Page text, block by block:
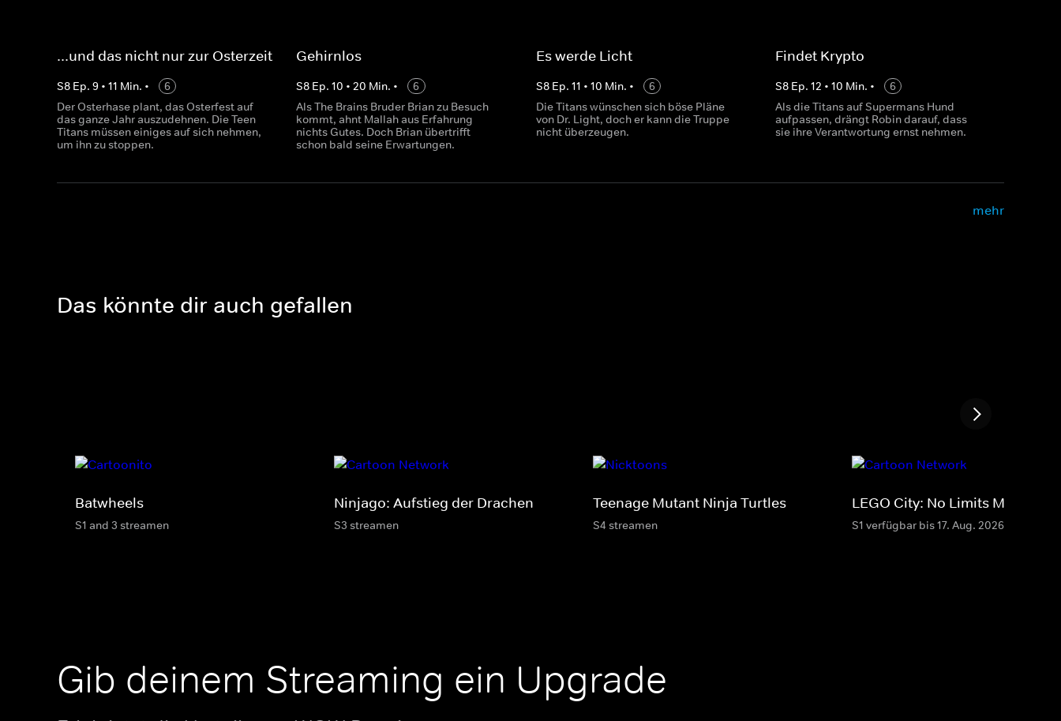
...und das nicht nur zur Osterzeit
S8 Ep. 9 • 11 Min. •
6
Der Osterhase plant, das Osterfest auf
das ganze Jahr auszudehnen. Die Teen
Titans müssen einiges auf sich nehmen,
um ihn zu stoppen.
Gehirnlos
S8 Ep.10 •20 Min. •
6
Als The Brains Bruder Brian zu Besuch
kommt, ahnt Mallah aus Erfahrung
nichts Gutes. Doch Brian übertrifft
schon bald seine Erwartungen.
Es werde Licht
S8 Ep. 11 • 10 Min. •
6
Die Titans wünschen sich böse Pläne
von Dr. Light, doch er kann die Truppe
nicht überzeugen.
Findet Krypto
S8 Ep. 12 • 10 Min. •
6
Als die Titans auf Supermans Hund
aufpassen, drängt Robin darauf, dass
sie ihre Verantwortung ernst nehmen.
mehr
Das könnte dir auch gefallen
Batwheels
S1 and 3 streamen
Ninjago: Aufstieg der Drachen
S3 streamen
Teenage Mutant Ninja Turtles
S4 streamen
LEGO City: No Limits MAX
S1 verfügbar bis 17. Aug. 2026
Gib deinem Streaming ein Upgrade